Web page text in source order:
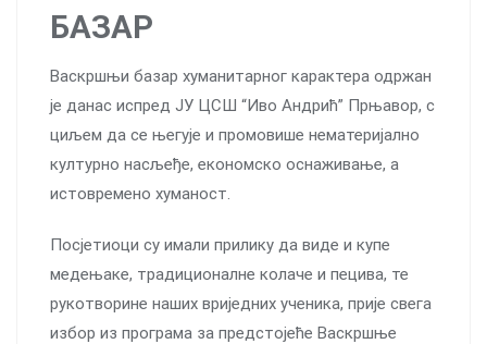
БАЗАР
Васкршњи базар хуманитарног карактера одржан
је данас испред JУ ЦСШ “Иво Андрић” Прњавор, с
циљем да се његује и промовише нематеријално
културно насљеђе, економско оснаживање, а
истовремено хуманост.
Посјетиоци су имали прилику да виде и купе
медењаке, традиционалне колаче и пецива, те
рукотворине наших вриједних ученика, прије свега
избор из програма за предстојеће Васкршње